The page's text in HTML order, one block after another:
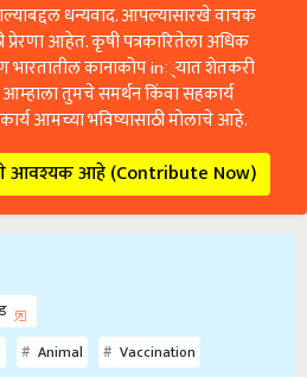
धन्यवाद. आपल्यासारखे वाचक
प्रेरणा आहेत. कृषी पत्रकारितेला अधिक
भारतातील कानाकोप in्यात शेतकरी
तुमचे समर्थन किंवा सहकार्य
आमच्या भविष्यासाठी मोलाचे आहे.
आवश्यक आहे (Contribute Now)
Animal Vaccination